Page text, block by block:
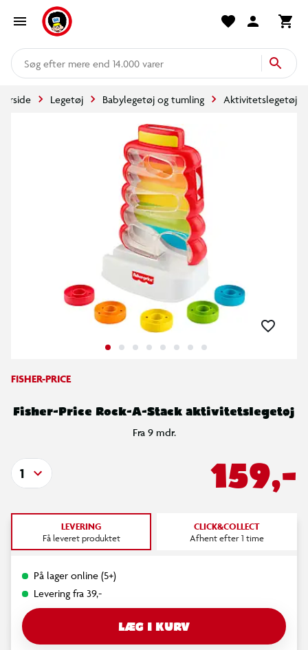
mere end 14.000 varer
Legetøj Babylegetøj og tumling Aktivitetslegetøj
FISHER-PRICE
Fisher-Price Rock-A-Stack aktivitetslegetøj
Fra 9 mdr.
159,-
1
LEVERING
Få leveret produktet
CLICK&COLLECT
Afhent efter 1 time
På lager online (5+)
Levering fra 39,-
LÆG I KURV